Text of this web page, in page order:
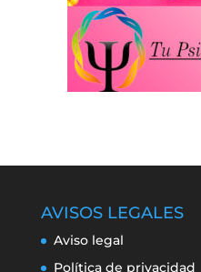
AVISOS LEGALES
Aviso legal
Política de privacidad